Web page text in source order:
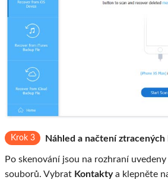
Krok 3 Náhled a načtení
Po skenování jsou na rozhraní
souborů. Vybrat Kontaktya klepněte